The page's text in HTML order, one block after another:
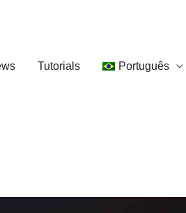
Tutorials Português